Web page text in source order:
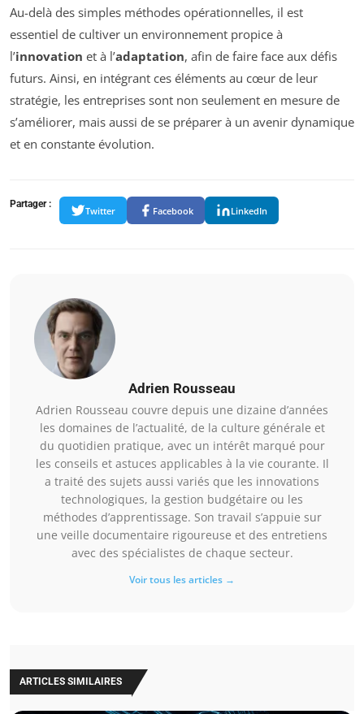
Au-delà des simples méthodes opérationnelles, il est
essentiel de cultiver un environnement propice à
l’innovation et à l’adaptation, afin de faire face aux défis
futurs. Ainsi, en intégrant ces éléments au cœur de leur
stratégie, les entreprises sont non seulement en mesure de
s’améliorer, mais aussi de se préparer à un avenir dynamique
et en constante évolution.
Partager :
Twitter Facebook LinkedIn
Adrien Rousseau
Adrien Rousseau couvre depuis une dizaine d’années
les domaines de l’actualité, de la culture générale et
du quotidien pratique, avec un intérêt marqué pour
les conseils et astuces applicables à la vie courante. Il
a traité des sujets aussi variés que les innovations
technologiques, la gestion budgétaire ou les
méthodes d’apprentissage. Son travail s’appuie sur
une veille documentaire rigoureuse et des entretiens
avec des spécialistes de chaque secteur.
Voir tous les articles →
ARTICLES SIMILAIRES